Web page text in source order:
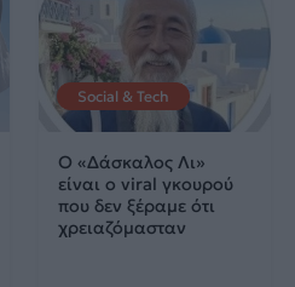
Social & Tech
Ο «Δάσκαλος Λι»
είναι ο viral γκουρού
που δεν ξέραμε ότι
χρειαζόμασταν